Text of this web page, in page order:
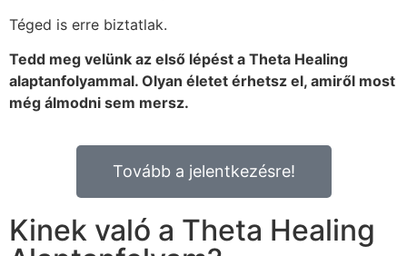
Téged is erre biztatlak.
Tedd meg velünk az első lépést a Theta Healing
alaptanfolyammal. Olyan életet érhetsz el, amiről most
még álmodni sem mersz.
Tovább a jelentkezésre!
Kinek való a Theta Healing